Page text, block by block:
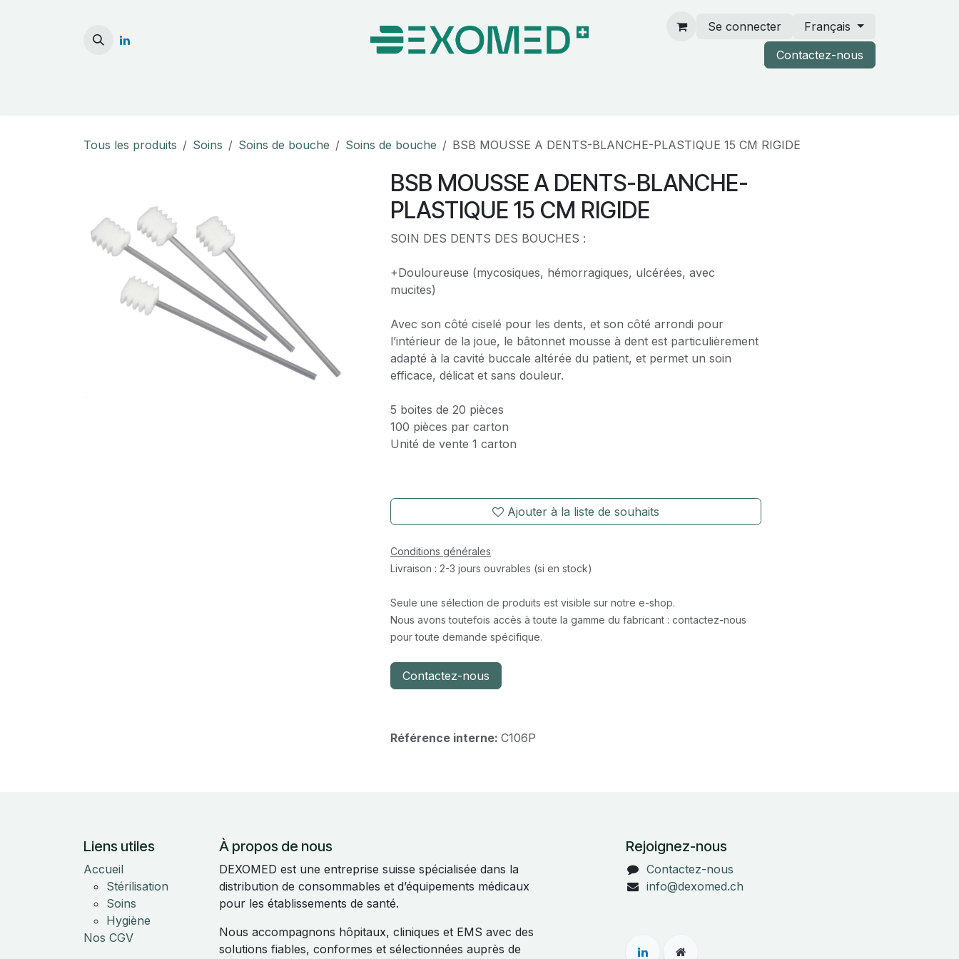
Se connecter
Français
Contactez-nous
Tous les produits Soins Soins de bouche Soins de bouche BSB MOUSSE A DENTS-BLANCHE-PLASTIQUE 15 CM RIGIDE
BSB MOUSSE A DENTS-BLANCHE-
PLASTIQUE 15 CM RIGIDE
SOIN DES DENTS DES BOUCHES :
+Douloureuse (mycosiques, hémorragiques, ulcérées, avec
mucites)
Avec son côté ciselé pour les dents, et son côté arrondi pour
l’intérieur de la joue, le bâtonnet mousse à dent est particulièrement
adapté à la cavité buccale altérée du patient, et permet un soin
efficace, délicat et sans douleur.
5 boites de 20 pièces
100 pièces par carton
Unité de vente 1 carton
Ajouter à la liste de souhaits
Conditions générales
Livraison : 2-3 jours ouvrables (si en stock)
Seule une sélection de produits est visible sur notre e-shop.
Nous avons toutefois accès à toute la gamme du fabricant : contactez-nous
pour toute demande spécifique.
Contactez-nous
Référence interne: C106P
Liens utiles
Accueil
Stérilisation
Soins
Hygiène
Nos CGV
À propos de nous
DEXOMED est une entreprise suisse spécialisée dans la
distribution de consommables et d’équipements médicaux
pour les établissements de santé.
Nous accompagnons hôpitaux, cliniques et EMS avec des
solutions fiables, conformes et sélectionnées auprès de
Rejoignez-nous
Contactez-nous
info@dexomed.ch